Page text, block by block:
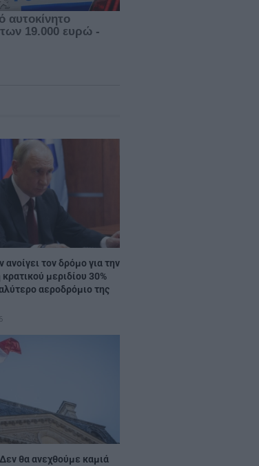
ανοίγει τον δρόμο για την
μεριδίου 30%
αεροδρόμιο της
θα ανεχθούμε καμιά